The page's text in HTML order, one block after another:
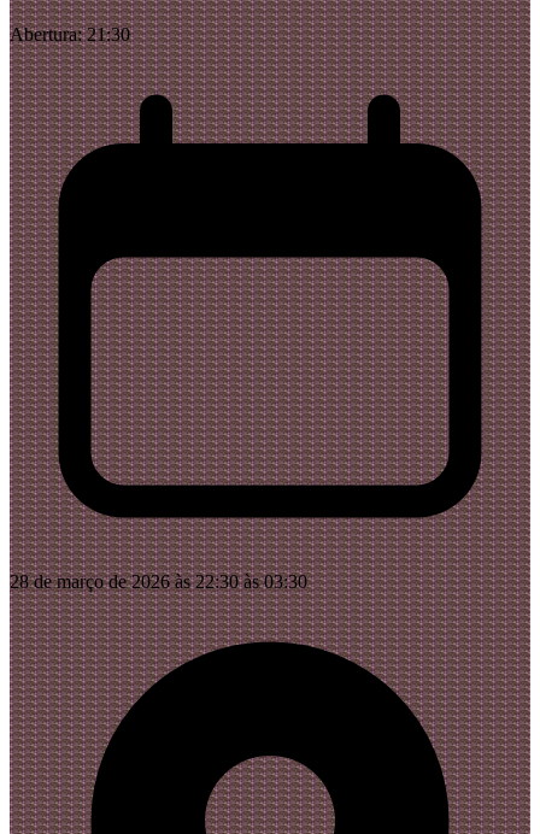
Abertura:21:30
28 de março de 2026 às 22:30 às 03:30